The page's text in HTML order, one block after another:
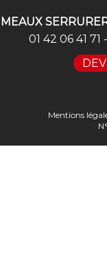
MEAUX
01 42 06 41 71 -
Mentions